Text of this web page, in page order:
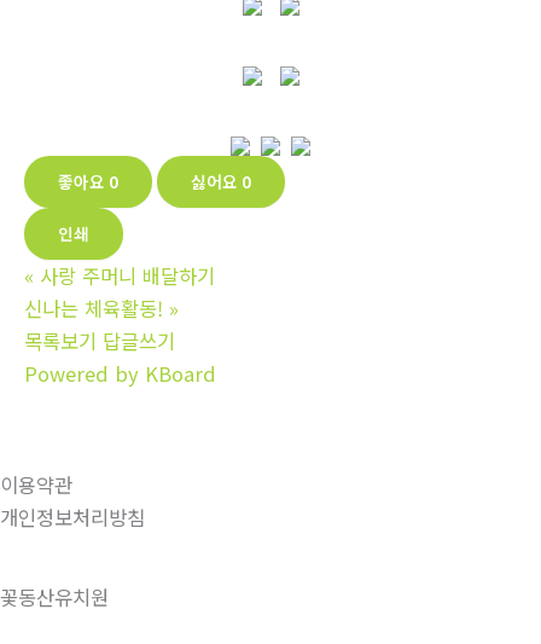
좋아요 0 싫어요 0
인쇄
« 사랑 주머니 배달하기
신나는 체육활동! »
목록보기 답글쓰기
Powered by KBoard
이용약관
개인정보처리방침
꽃동산유치원